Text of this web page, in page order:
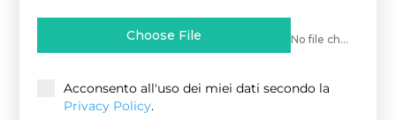
Choose File No file chosen
Acconsento all'uso dei miei dati secondo la
Privacy Policy.